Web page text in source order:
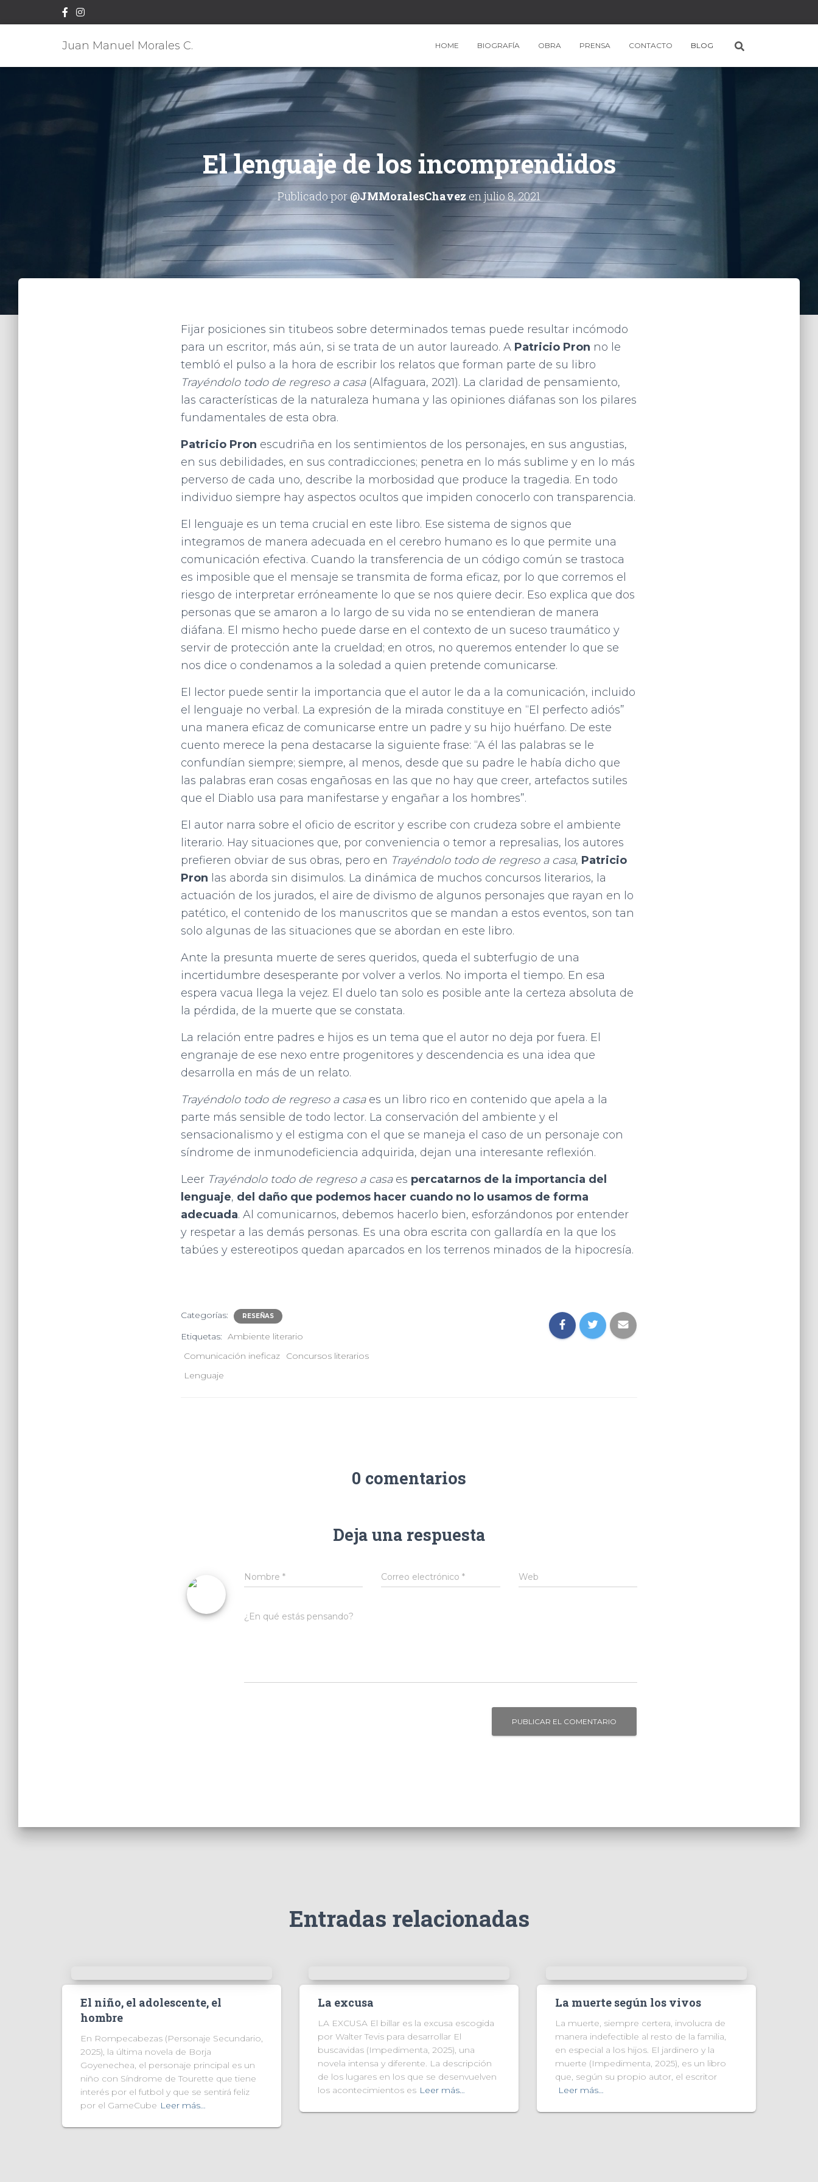
Juan Manuel Morales C. HOME BIOGRAFÍA OBRA PRENSA CONTACTO BLOG
El lenguaje de los incomprendidos
Publicado por@JMMoralesChavez enjulio 8, 2021
Fijar posiciones sin titubeos sobre determinados temas puede resultar incómodo
para un escritor, más aún, si se trata de un autor laureado. A Patricio Pron no le
tembló el pulso a la hora de escribir los relatos que forman parte de su libro
Trayéndolo todo de regreso a casa (Alfaguara, 2021). La claridad de pensamiento,
las características de la naturaleza humana y las opiniones diáfanas son los pilares
fundamentales de esta obra.
Patricio Pron escudriña en los sentimientos de los personajes, en sus angustias,
en sus debilidades, en sus contradicciones; penetra en lo más sublime y en lo más
perverso de cada uno, describe la morbosidad que produce la tragedia. En todo
individuo siempre hay aspectos ocultos que impiden conocerlo con transparencia.
El lenguaje es un tema crucial en este libro. Ese sistema de signos que
integramos de manera adecuada en el cerebro humano es lo que permite una
comunicación efectiva. Cuando la transferencia de un código común se trastoca
es imposible que el mensaje se transmita de forma eficaz, por lo que corremos el
riesgo de interpretar erróneamente lo que se nos quiere decir. Eso explica que dos
personas que se amaron a lo largo de su vida no se entendieran de manera
diáfana. El mismo hecho puede darse en el contexto de un suceso traumático y
servir de protección ante la crueldad; en otros, no queremos entender lo que se
nos dice o condenamos a la soledad a quien pretende comunicarse.
El lector puede sentir la importancia que el autor le da a la comunicación, incluido
el lenguaje no verbal. La expresión de la mirada constituye en “El perfecto adiós”
una manera eficaz de comunicarse entre un padre y su hijo huérfano. De este
cuento merece la pena destacarse la siguiente frase: “A él las palabras se le
confundían siempre; siempre, al menos, desde que su padre le había dicho que
las palabras eran cosas engañosas en las que no hay que creer, artefactos sutiles
que el Diablo usa para manifestarse y engañar a los hombres”.
El autor narra sobre el oficio de escritor y escribe con crudeza sobre el ambiente
literario. Hay situaciones que, por conveniencia o temor a represalias, los autores
prefieren obviar de sus obras, pero en Trayéndolo todo de regreso a casa, Patricio
Pron las aborda sin disimulos. La dinámica de muchos concursos literarios, la
actuación de los jurados, el aire de divismo de algunos personajes que rayan en lo
patético, el contenido de los manuscritos que se mandan a estos eventos, son tan
solo algunas de las situaciones que se abordan en este libro.
Ante la presunta muerte de seres queridos, queda el subterfugio de una
incertidumbre desesperante por volver a verlos. No importa el tiempo. En esa
espera vacua llega la vejez. El duelo tan solo es posible ante la certeza absoluta de
la pérdida, de la muerte que se constata.
La relación entre padres e hijos es un tema que el autor no deja por fuera. El
engranaje de ese nexo entre progenitores y descendencia es una idea que
desarrolla en más de un relato.
Trayéndolo todo de regreso a casaes un libro rico en contenido que apela a la
parte más sensible de todo lector. La conservación del ambiente y el
sensacionalismo y el estigma con el que se maneja el caso de un personaje con
síndrome de inmunodeficiencia adquirida, dejan una interesante reflexión.
Leer Trayéndolo todo de regreso a casa es percatarnos de la importancia del
lenguaje, del daño que podemos hacer cuando no lo usamos de forma
adecuada. Al comunicarnos, debemos hacerlo bien, esforzándonos por entender
y respetar a las demás personas. Es una obra escrita con gallardía en la que los
tabúes y estereotipos quedan aparcados en los terrenos minados de la hipocresía.
Categorías: RESEÑAS
Etiquetas: Ambiente literario
Comunicación ineficaz
Concursos literarios
Lenguaje
0 comentarios
Deja una respuesta
Nombre * Correo electrónico* Web
¿En qué estás pensando?
Entradas relacionadas
El niño, el adolescente, el
hombre
En Rompecabezas (Personaje Secundario,
2025), la última novela de Borja
Goyenechea, el personaje principal es un
niño con Síndrome de Tourette que tiene
interés por el futbol y que se sentirá feliz
por el GameCube Leer más…
La excusa
LA EXCUSA El billar es la excusa escogida
por Walter Tevis para desarrollar El
buscavidas (Impedimenta, 2025), una
novela intensa y diferente. La descripción
de los lugares en los que se desenvuelven
los acontecimientos es Leer más…
La muerte según los vivos
La muerte, siempre certera, involucra de
manera indefectible al resto de la familia,
en especial a los hijos. El jardinero y la
muerte (Impedimenta, 2025), es un libro
que, según su propio autor, el escritor
Leer más…